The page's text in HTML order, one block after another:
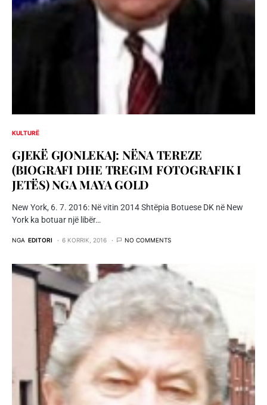
KULTURË
GJEKË GJONLEKAJ: NËNA TEREZE
(BIOGRAFI DHE TREGIM FOTOGRAFIK I
JETËS) NGA MAYA GOLD
New York, 6. 7. 2016: Në vitin 2014 Shtëpia Botuese DK në New
York ka botuar një libër…
NGA EDITORI 6 KORRIK, 2016 NO COMMENTS